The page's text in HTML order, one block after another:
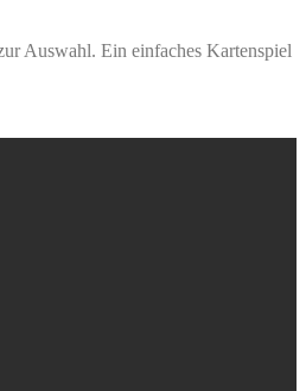
Auswahl. Ein einfaches Kartenspiel